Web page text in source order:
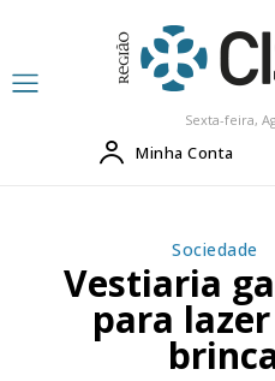
Sexta-feira,
Minha Conta
Sociedade
Vestiaria
para